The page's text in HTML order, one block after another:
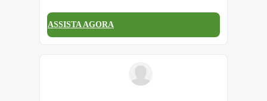
ASSISTA AGORA